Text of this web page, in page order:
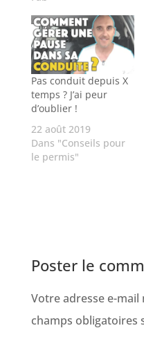
avez en leçon de
conduite un
problème qui revient
souvent, comme le
freinage par exemple.
Essayez à ce
moment la, d’avoir…
Pas conduit depuis X
temps ? J’ai peur
d’oublier !
22 août 2019
Dans "Conseils pour
le permis"
Poster le
Votre adresse e-mail
champs obligatoires